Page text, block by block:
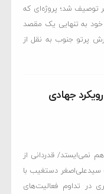
توصیف شد؛ پروژه‌ای که
زیربنا و ارتفاع ۴۰ متری، خود به تنهایی یک مقصد
پرتو جنوب به نقل از
جهادی
نمی‌ایستد/ قدردانی از
سیدعلی‌اصغر دستغیب با
در تداوم فعالیت‌های